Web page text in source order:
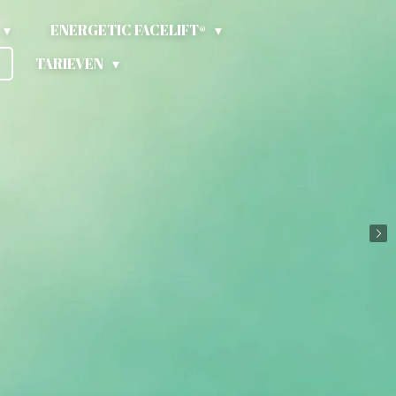
ENERGETIC FACELIFT®
TARIEVEN